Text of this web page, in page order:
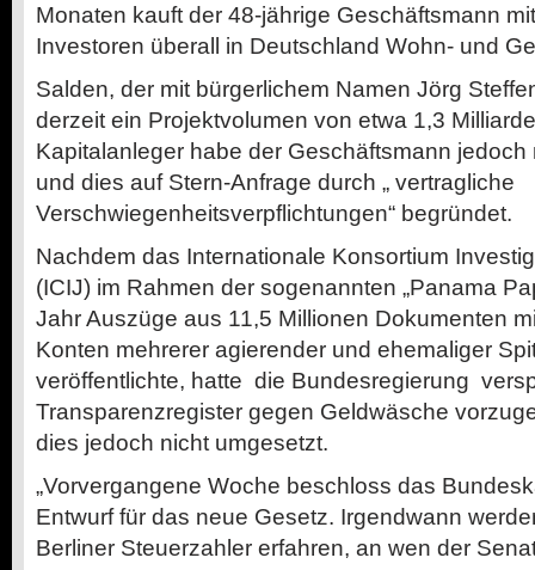
Monaten kauft der 48-jährige Geschäftsmann
Investoren überall in Deutschland Wohn- und
Salden, der mit bürgerlichem Namen Jörg
derzeit ein Projektvolumen von etwa 1,3
Kapitalanleger habe der Geschäftsmann
und dies auf Stern-Anfrage durch „ vertragliche
Verschwiegenheitsverpflichtungen“ begründet.
Nachdem das Internationale Konsortium
(ICIJ) im Rahmen der sogenannten „Panama
Jahr Auszüge aus 11,5 Millionen Dokumenten
Konten mehrerer agierender und ehemaliger
veröffentlichte, hatte die Bundesregierung
Transparenzregister gegen Geldwäsche
dies jedoch nicht umgesetzt.
„Vorvergangene Woche beschloss das
Entwurf für das neue Gesetz. Irgendwann
Berliner Steuerzahler erfahren, an wen der